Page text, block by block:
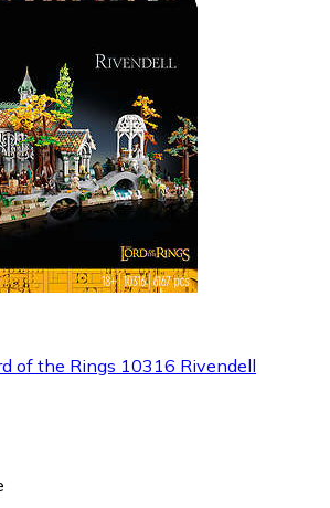
of the Rings 10316 Rivendell